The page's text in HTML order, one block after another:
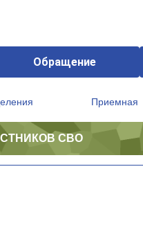
Обращение
Приемная
СВО